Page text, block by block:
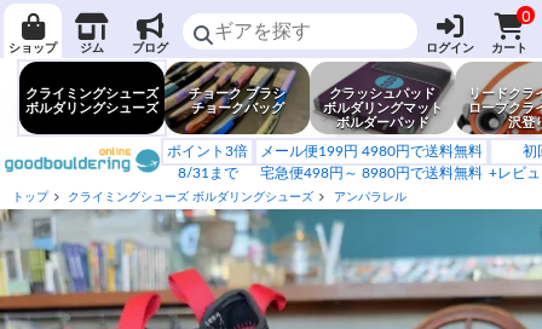
ショップ ジム ブログ ログイン
0
カート
クライミングシューズ
ボルダリングシューズ
チョーク ブラシ
チョークバッグ
クラッシュパッド
ボルダリングマット
ボルダーパッド
リードクラ
ロープクラ
沢登
ポイント3倍
8/31まで
メール便199円 4980円で送料無料
宅急便498円～ 8980円で送料無料
初
+レビ
トップ クライミングシューズ ボルダリングシューズ アンパラレル